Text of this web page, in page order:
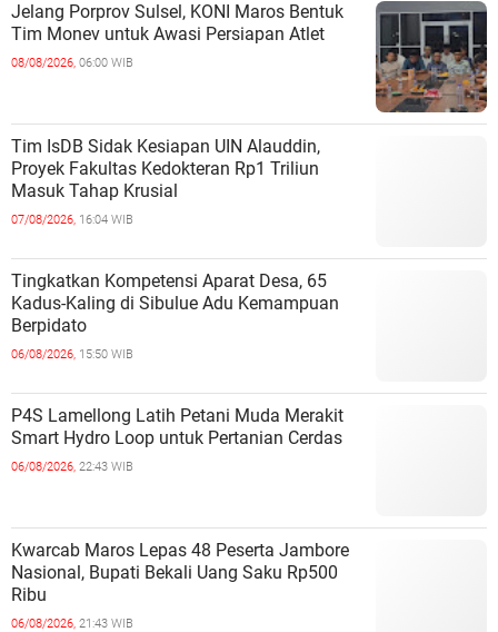
Jelang Porprov Sulsel, KONI Maros Bentuk
Tim Monev untuk Awasi Persiapan Atlet
08/08/2026, 06:00 WIB
Tim IsDB Sidak Kesiapan UIN Alauddin,
Proyek Fakultas Kedokteran Rp1 Triliun
Masuk Tahap Krusial
07/08/2026, 16:04 WIB
Tingkatkan Kompetensi Aparat Desa, 65
Kadus-Kaling di Sibulue Adu Kemampuan
Berpidato
06/08/2026, 15:50 WIB
P4S Lamellong Latih Petani Muda Merakit
Smart Hydro Loop untuk Pertanian Cerdas
06/08/2026, 22:43 WIB
Kwarcab Maros Lepas 48 Peserta Jambore
Nasional, Bupati Bekali Uang Saku Rp500
Ribu
06/08/2026, 21:43 WIB